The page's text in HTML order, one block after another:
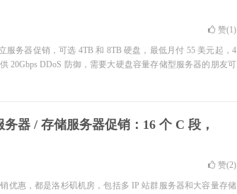
赞(1)
服务器促销，可选 4TB 和 8TB 硬盘，最低月付 55 美元起，4
20Gbps DDoS 防御，需要大硬盘容量存储型服务器的朋友可
器 / 存储服务器促销：16 个 C 段，
赞(2)
优惠，都是洛杉矶机房，包括多 IP 站群服务器和大容量存储